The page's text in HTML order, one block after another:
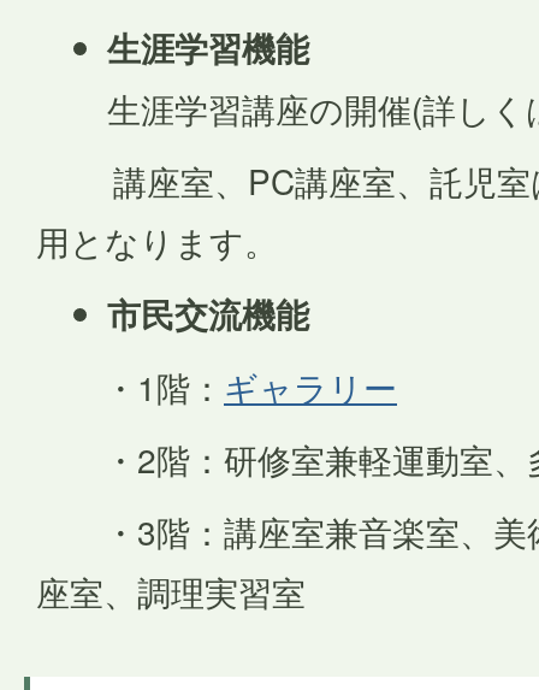
生涯学習機能
生涯学習講座の開催(詳しく
講座室、PC講座室、託児室
用となります。
市民交流機能
・1階： ギャラリー
・2階：研修室兼軽運動室、
・3階：講座室兼音楽室、美
座室、調理実習室